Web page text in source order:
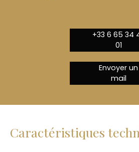
+33 6 65 34
01
Envoyer un
mail
Caractéristiques